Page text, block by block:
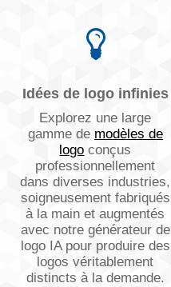
Idées de logo infinies
Explorez une large
gamme de modèles de
logo conçus
professionnellement
dans diverses industries,
soigneusement fabriqués
à la main et augmentés
avec notre générateur de
logo IA pour produire des
logos véritablement
distincts à la demande.